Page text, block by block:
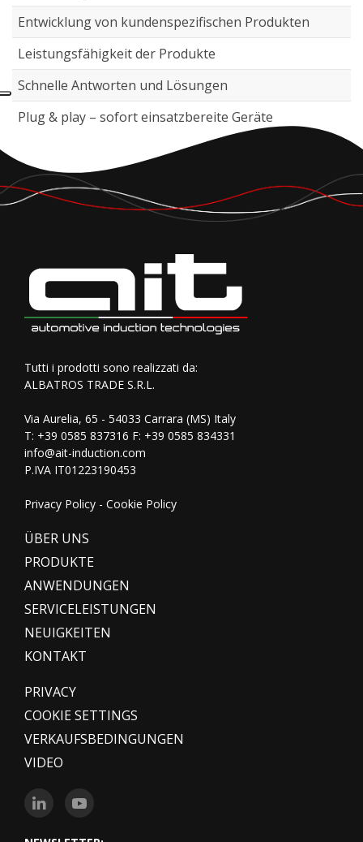
Entwicklung von kundenspezifischen Produkten
Leistungsfähigkeit der Produkte
Schnelle Antworten und Lösungen
Plug & play – sofort einsatzbereite Geräte
Tutti i prodotti sono realizzati da:
ALBATROS TRADE S.R.L.
Via Aurelia, 65 - 54033 Carrara (MS) Italy
T: +39 0585 837316 F: +39 0585 834331
info@ait-induction.com
P.IVA IT01223190453
Privacy Policy - Cookie Policy
ÜBER UNS
PRODUKTE
ANWENDUNGEN
SERVICELEISTUNGEN
NEUIGKEITEN
KONTAKT
PRIVACY
COOKIE SETTINGS
VERKAUFSBEDINGUNGEN
VIDEO